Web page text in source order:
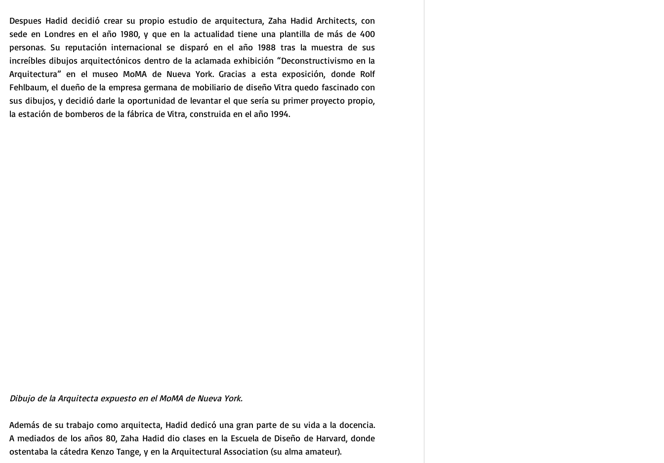
Despues Hadid decidió crear su propio estudio de arquitectura, Zaha Hadid Architects, con
sede en Londres en el año 1980, y que en la actualidad tiene una plantilla de más de 400
personas. Su reputación internacional se disparó en el año 1988 tras la muestra de sus
increíbles dibujos arquitectónicos dentro de la aclamada exhibición “Deconstructivismo en la
Arquitectura” en el museo MoMA de Nueva York. Gracias a esta exposición, donde Rolf
Fehlbaum, el dueño de la empresa germana de mobiliario de diseño Vitra quedo fascinado con
sus dibujos, y decidió darle la oportunidad de levantar el que sería su primer proyecto propio,
la estación de bomberos de la fábrica de Vitra, construida en el año 1994.
Dibujo de la Arquitecta expuesto en el MoMA de Nueva York.
Además de su trabajo como arquitecta, Hadid dedicó una gran parte de su vida a la docencia.
A mediados de los años 80, Zaha Hadid dio clases en la Escuela de Diseño de Harvard, donde
ostentaba la cátedra Kenzo Tange, y en la Arquitectural Association (su alma amateur).